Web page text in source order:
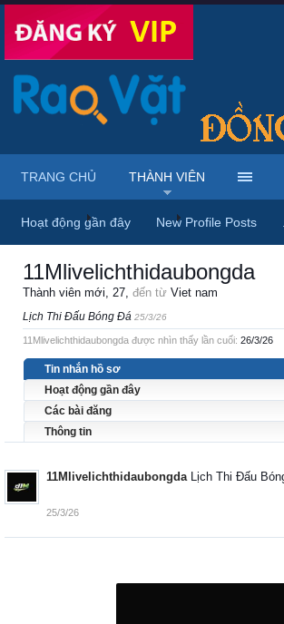
Trang chủ Thành viên
11Mlivelichthidaubongda
Thành viên mới, 27, đến từ Viet nam
Lịch Thi Đấu Bóng Đá 25/3/26
11Mlivelichthidaubongda được nhìn thấy lần cuối: 26/3/26
Tin nhắn hồ sơ
Hoạt động gần đây
Các bài đăng
Thông tin
11Mlivelichthidaubongda Lịch Thi Đấu
25/3/26
TRANG CHỦ THÀNH VIÊN
Hoạt động gần đây New Profile Posts